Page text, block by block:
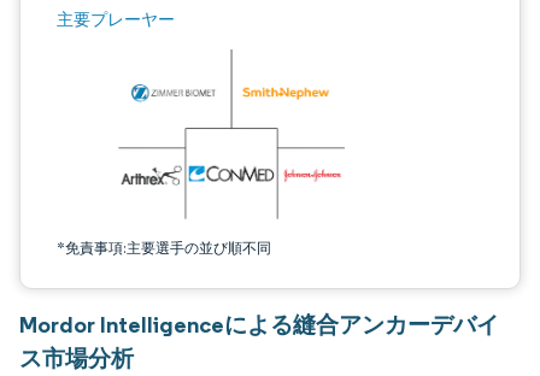
主要プレーヤー
*免責事項:主要選手の並び順不同
画像 © Mordor Intelligence。再利用にはCC BY 4.0の表示が必要です。
Mordor Intelligenceによる縫合アンカーデバイ
ス市場分析